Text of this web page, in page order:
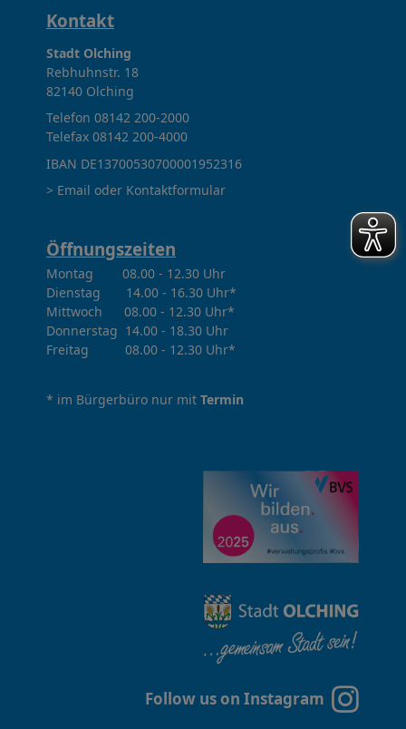
K
o
n
t
a
k
t
,
Ö
f
f
Kontakt
Stadt Olching
Rebhuhnstr. 18
82140 Olching
Telefon08142 200-2000
Telefax08142 200-4000
IBAN DE13700530700001952316
> Email oder Kontaktformular
Öffnungszeiten
Montag 08.00 - 12.30 Uhr
Dienstag 14.00 - 16.30 Uhr*
Mittwoch 08.00 - 12.30 Uhr*
Donnerstag 14.00 - 18.30 Uhr
Freitag 08.00 - 12.30 Uhr*
* im Bürgerbüro nur mitTermin
Follow us on Instagram